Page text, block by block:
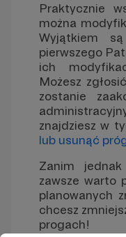
Praktycznie
można
Wyjątkiem
pierwszego
ich
Możesz
zostanie
znajdziesz w
lub usunąć
Zanim
zawsze warto
planowanych
chcesz
progach!